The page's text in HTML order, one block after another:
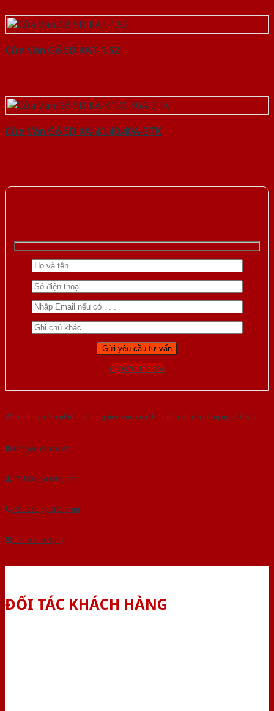
Cửa Vân Gỗ 5D KAT-1.52
Cửa Vân Gỗ 5D KA-41.40.40A-3TK
Gọi 0976.169.864
Với kinh nghiệm nhiêu năm nghiên cứu cửa theo tiêu chuẩn công nghệ Châu
Gửi yêu cầu tư vấn
Tải báo giá tổng hợp
Yêu cầu gọi lại (3 phút)
Dành cho đại lý
ĐỐI TÁC KHÁCH HÀNG